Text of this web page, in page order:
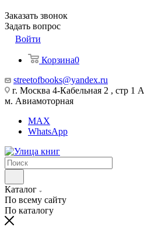
Заказать звонок
Задать вопрос
Войти
Корзина0
streetofbooks@yandex.ru
г. Москва 4-Кабельная 2 , стр 1 А
м. Авиамоторная
MAX
WhatsApp
Каталог
По всему сайту
По каталогу